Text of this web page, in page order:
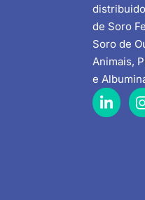
de Soro
Soro de
Animais,
e